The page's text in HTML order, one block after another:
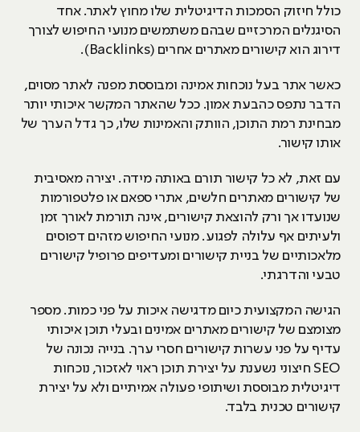
כולל חיזוק הסמכות הדיגיטלית שלו מחוץ לאתר. אחד
הסיגנלים המרכזיים שבהם משתמשים מנועי החיפוש לצורך
דירוג הוא קישורים מאתרים אחרים (Backlinks).
כאשר אתר בעל נוכחות אמינה ומבוססת מפנה לאתר מסוים,
הדבר נתפס כהבעת אמון. ככל שהאתר המקשר איכותי יותר
מבחינת רמת התוכן, הוותק והאמינות שלו, כך גדל הערך של
אותו קישור.
עם זאת, לא כל קישור תורם באותה מידה. יצירה מאסיבית
של קישורים מאתרים חלשים, אתרי ספאם או פלטפורמות
שנועדו אך ורק להוצאת קישורים, אינה תורמת לאורך זמן
ולעיתים אף עלולה לפגוע. מנועי החיפוש מזהים דפוסים
מלאכותיים של בניית קישורים ומעדיפים פרופיל קישורים
טבעי והדרגתי.
הגישה המקצועית כיום מדגישה איכות על פני כמות. מספר
מצומצם של קישורים מאתרים אמינים ובעלי תוכן איכותי
עדיף על פני עשרות קישורים חסרי ערך. בנייה נכונה של
SEO חיצוני נשענת על יצירת תוכן ראוי לאזכור, נוכחות
דיגיטלית מבוססת ושיתופי פעולה אמיתיים ולא על יצירת
קישורים טכנית בלבד.